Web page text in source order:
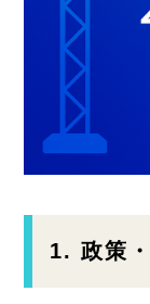
1. 政策